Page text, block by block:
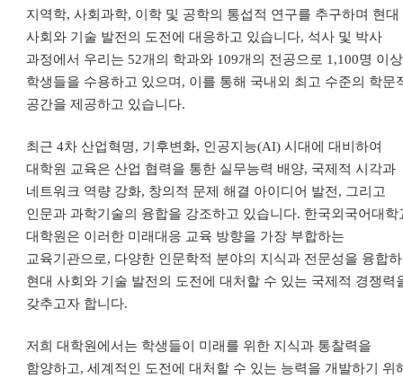
지역학,사회과학, 이학 및 공학의 통섭적 연구를 추구하며 현대
사회와 기술 발전의 도전에 대응하고 있습니다, 석사 및 박사
과정에서 우리는 52개의 학과와 109개의 전공으로 1,100명 이
학생들을 수용하고 있으며 , 이를 통해 국내외 최고 수준의 학문
공간을 제공하고 있습니다.
최근4차 산업혁명, 기후변화, 인공지능(AI)시대에 대비하여
대학원 교육은 산업 협력을 통한 실무능력 배양, 국제적 시각과
네트워크 역량 강화, 창의적 문제 해결 아이디어 발전 , 그리고
인문과 과학기술의 융합을 강조하고 있습니다. 한국외국어대학
대학원은 이러한 미래대응 교육 방향을 가장 부합하는
교육기관으로, 다양한 인문학적 분야의 지식과 전문성을 융합
현대 사회와 기술 발전의 도전에 대처할 수 있는 국제적 경쟁력
갖추고자 합니다.
저희 대학원에서는 학생들이 미래를 위한 지식과 통찰력을
함양하고,세계적인 도전에 대처할 수 있는 능력을 개발하기 위